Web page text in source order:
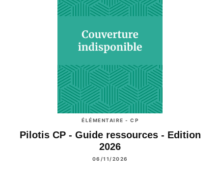
ÉLÉMENTAIRE - CP
Pilotis CP - Guide ressources - Edition
2026
06/11/2026